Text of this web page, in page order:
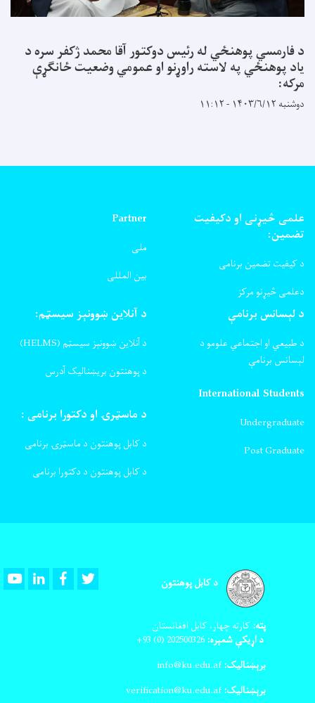
د فارمسي پوهنځي له رئیس دوکتور آقا محمد ژکفر سره د
یاد پوهنځي په لاسته راوړنو او عمومي وضعیت ځانګړې
مرکه:
دوشنبه ۱۴۰۳/۶/۱۲ - ۱۱:۱۲
علمی څیړنی او دکیفیت
تضمین:
د کیفیت تضمین برنامی
دعلمی څیړنو مرکز
Partner
ملی
بین المللی
د لېسانس برنامې
د طبیعي او اجتماعي علومو د
لېسانس برنامې
د آنلاین ښوونېز سیسټم:
د آنلاین ښوونېز سیسټم (HELMS)
د پوهنتون بریښنالیک آدرس
International Students
Undergraduate
Post Graduate
د ماسټرۍ او دکتورا برنامی :
د کابل پوهنتون د ماسټرۍ برنامی
د کابل پوهنتون د دکتورا برنامی
د کابل پوهنتون YoutubeLinkedInFacebook
پته: کارته چهار، کابل افغانستان
د اړیکې شمېره: 202500326
(0) 93+
برېښنالیک:
برېښنالیک: